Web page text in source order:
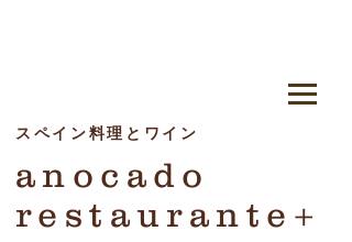
​スペイン料理とワイン
anocado
​restaurante+